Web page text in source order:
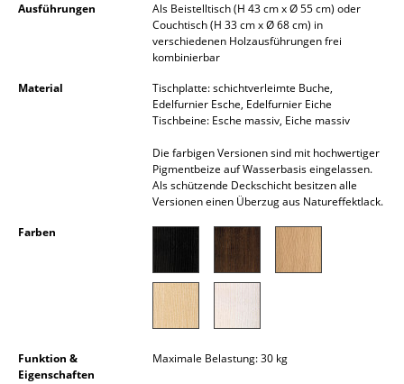
Wandleuchten
Outdoor-Leuchten
Akkuleuchten
Nachttische & Bettzubehör
Ausführungen
Als Beistelltisch (H 43 cm x Ø 55 cm) oder
Couchtisch (H 33 cm x Ø 68 cm) in
verschiedenen Holzausführungen frei
kombinierbar
Material
Tischplatte: schichtverleimte Buche,
Edelfurnier Esche, Edelfurnier Eiche
Tischbeine: Esche massiv, Eiche massiv
Die farbigen Versionen sind mit hochwertiger
Pigmentbeize auf Wasserbasis eingelassen.
Als schützende Deckschicht besitzen alle
Versionen einen Überzug aus Natureffektlack.
Farben
Funktion &
Eigenschaften
Maximale Belastung: 30 kg